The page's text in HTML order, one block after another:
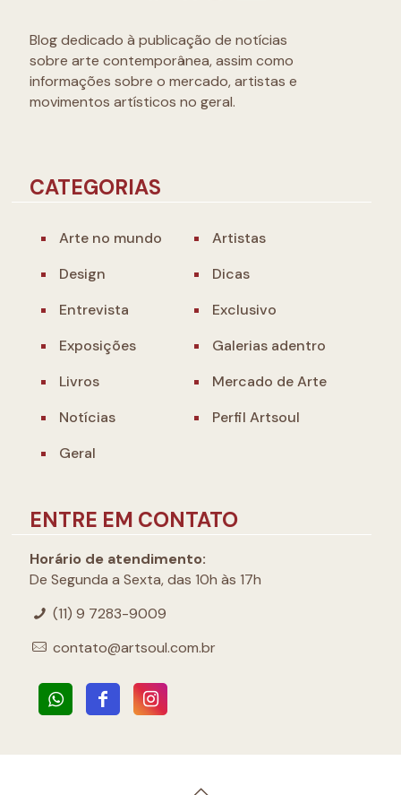
Blog dedicado à publicação de notícias
sobre arte contemporânea, assim como
informações sobre o mercado, artistas e
movimentos artísticos no geral.
CATEGORIAS
Arte no mundo
Artistas
Design
Dicas
Entrevista
Exclusivo
Exposições
Galerias adentro
Livros
Mercado de Arte
Notícias
Perfil Artsoul
Geral
ENTRE EM CONTATO
Horário de atendimento:
De Segunda a Sexta, das 10h às 17h
(11) 9 7283-9009
contato@artsoul.com.br